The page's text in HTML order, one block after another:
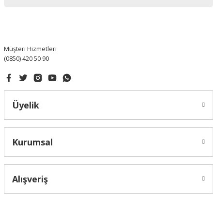
Müşteri Hizmetleri
(0850) 420 50 90
Üyelik
Kurumsal
Alışveriş